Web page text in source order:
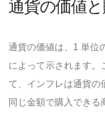
通貨の価値
通貨の価値は、1 単位
によって示されます。
て、インフレは通貨の
同じ金額で購入できる